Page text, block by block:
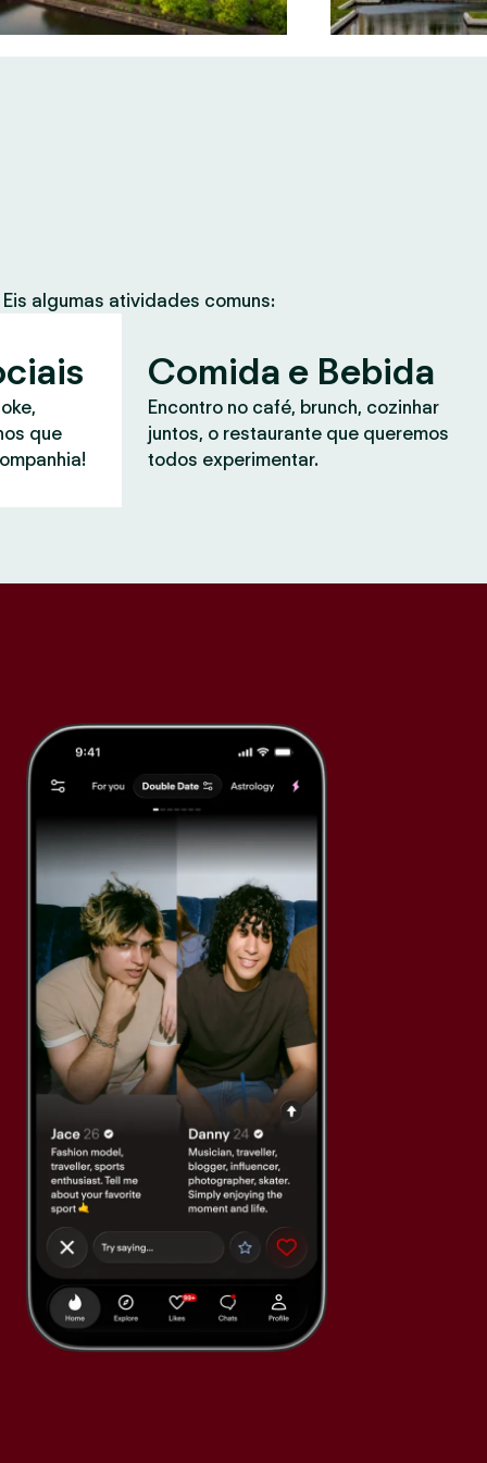
algumas atividades comuns:
que
Comida e Bebida
Encontro no café, brunch, cozinhar
juntos, o restaurante que queremos
todos experimentar.